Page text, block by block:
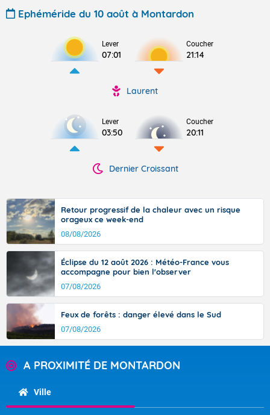
Ephéméride du 10 août à Montardon
Lever
07:01
Coucher
21:14
Laurent
Lever
03:50
Coucher
20:11
Dernier Croissant
Retour progressif de la chaleur avec un risque
orageux ce week-end
08/08/2026
Éclipse du 12 août 2026 : Météo-France vous
accompagne pour bien l'observer
07/08/2026
Feux de forêts : danger élevé dans le Sud
07/08/2026
A PROXIMITÉ DE MONTARDON
Ville